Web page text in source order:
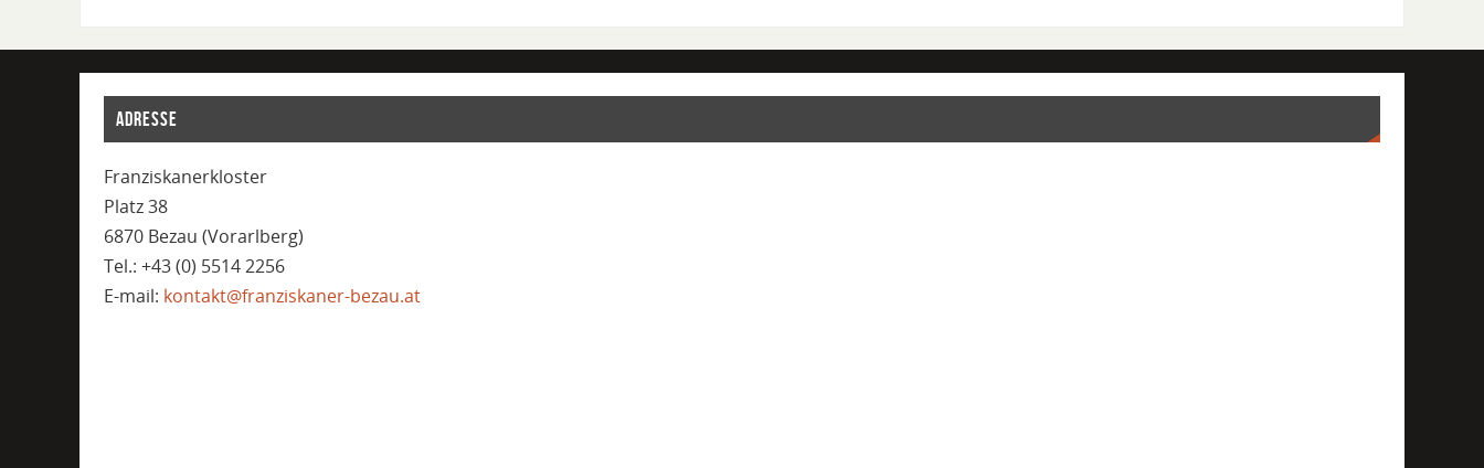
ADRESSE
Franziskanerkloster
Platz 38
6870 Bezau (Vorarlberg)
Tel.: +43 (0) 5514 2256
E-mail: kontakt@franziskaner-bezau.at